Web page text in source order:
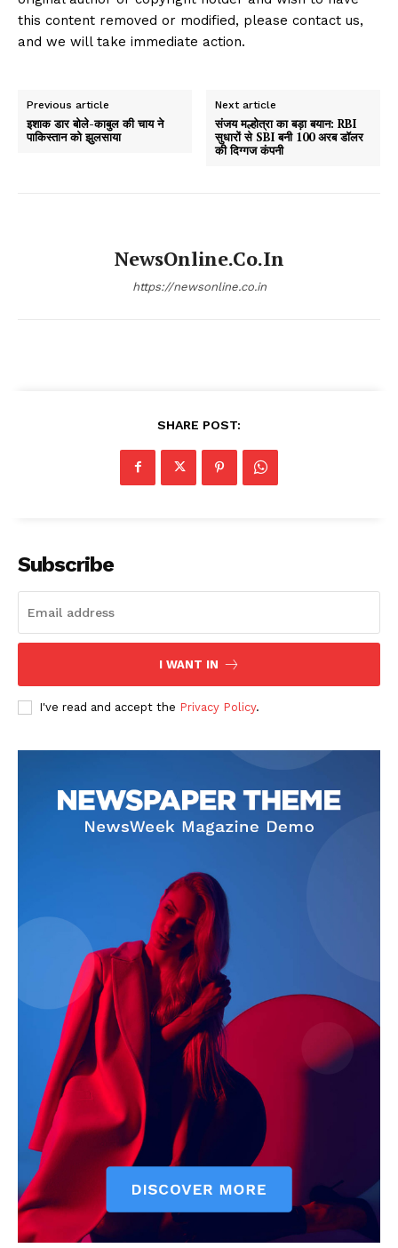
this content removed or modified, please contact us,
and we will take immediate action.
Previous article
इशाक डार बोले-काबुल की चाय ने
पाकिस्तान को झुलसाया
Next article
संजय मल्होत्रा का बड़ा बयान: RBI
सुधारों से SBI बनी 100 अरब डॉलर
की दिग्गज कंपनी
NewsOnline.co.in
https://newsonline.co.in
SHARE POST:
Subscribe
I WANT IN
I've read and accept the Privacy Policy.